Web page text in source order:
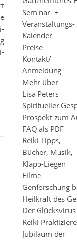
Seminar- +
Veranstaltungs-
Kalender
Preise
Kontakt/
Anmeldung
Mehr über
Lisa Peters
Spiritueller
Prospekt zum
FAQ als PDF
Reiki-Tipps,
Bücher, Musik,
Klapp-Liegen
Filme
Genforschung
Heilkraft des
Der Glücksvirus
Reiki-
Jubiläum der